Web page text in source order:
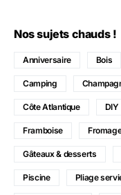
Nos sujets chauds !
Anniversaire Bois
Camping
Côte Atlantique DIY
Framboise
Gâteaux & desserts
Piscine Pliage